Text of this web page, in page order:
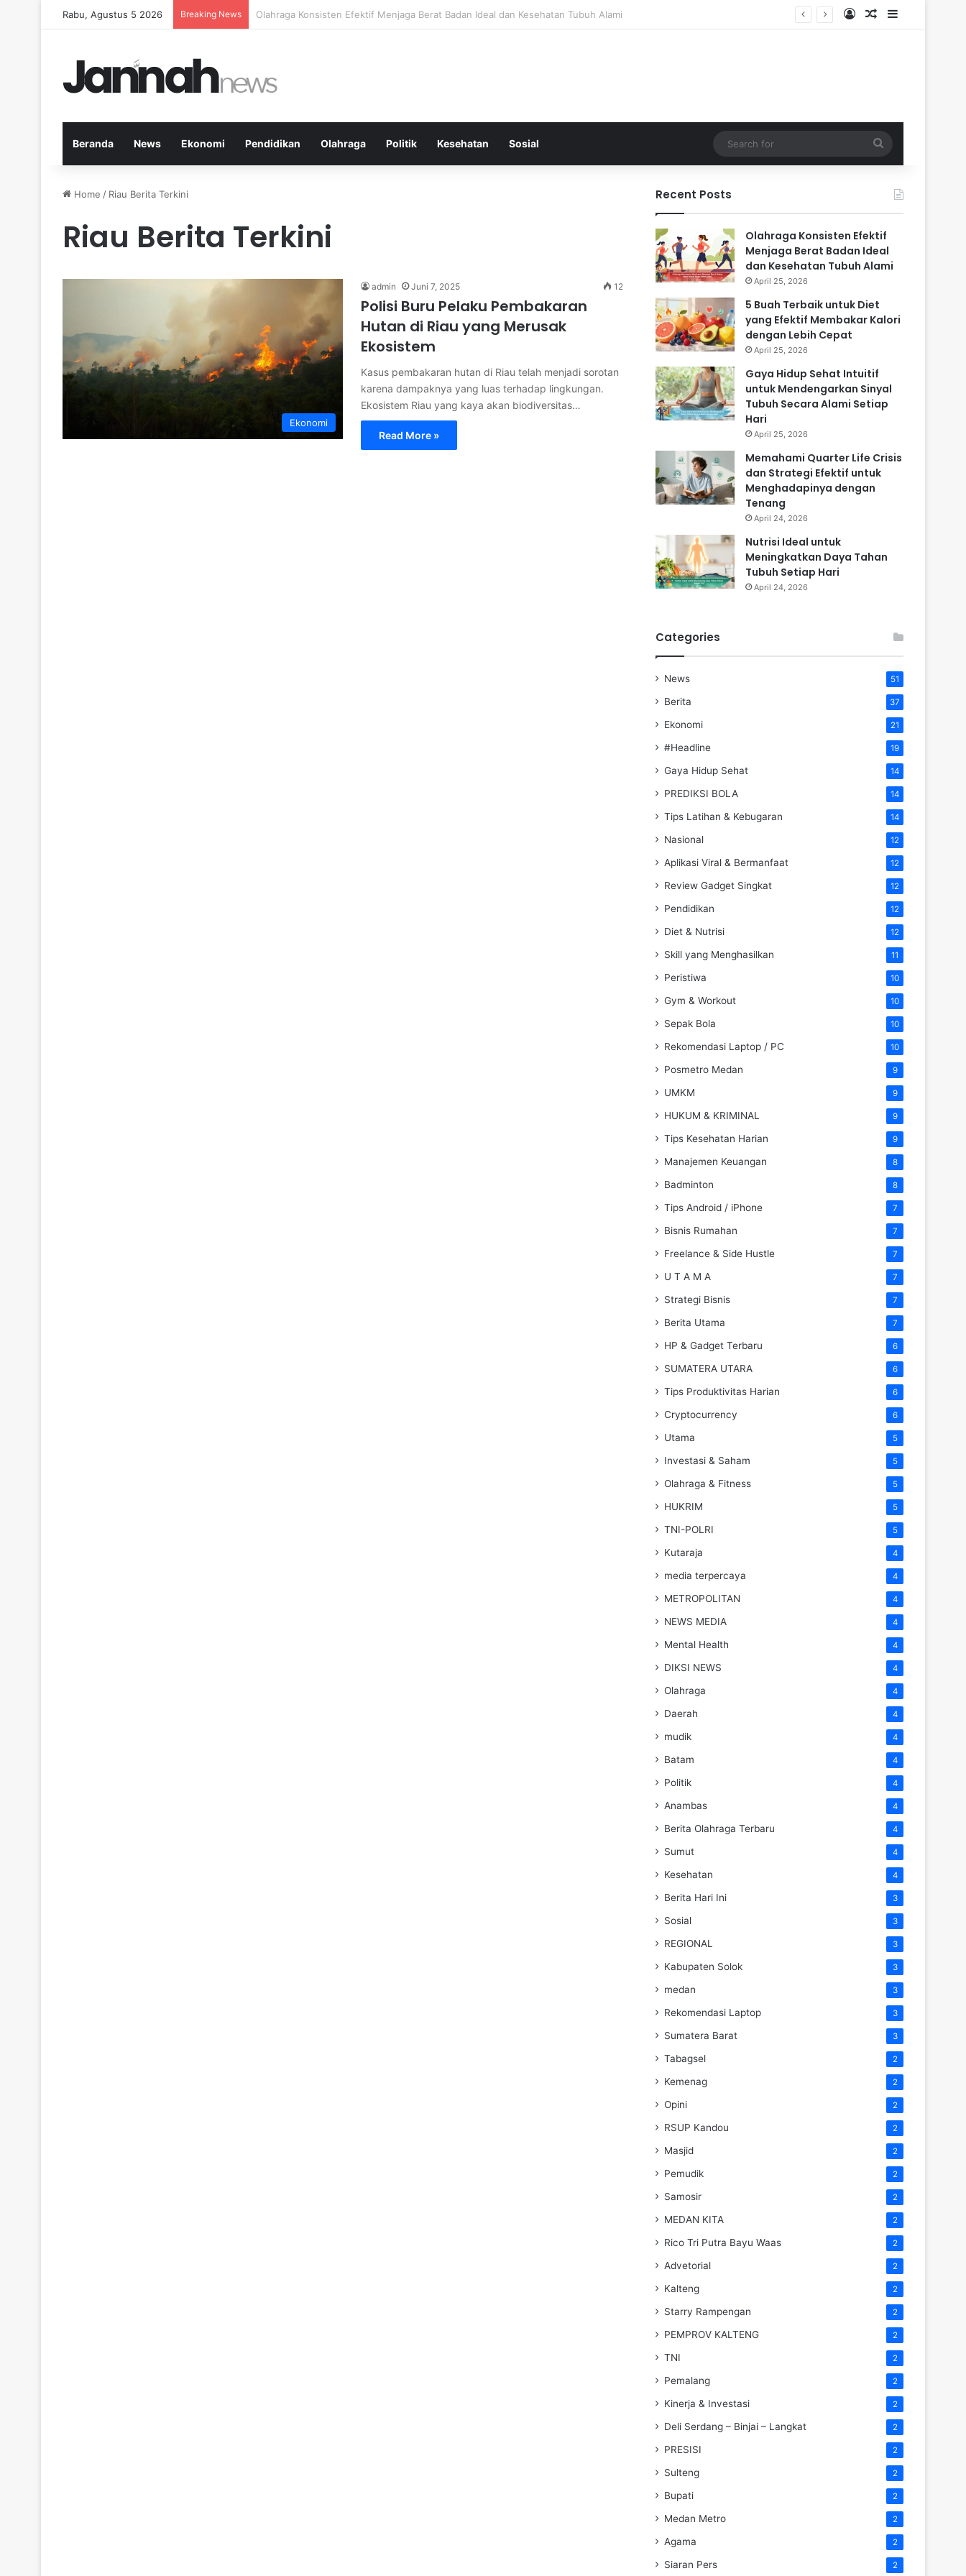
Rabu, Agustus 5 2026 Breaking News 5 Buah Terbaik untuk Diet yang Efektif Membakar Kalori dengan Lebih Cepat Log InRandom Article
Sidebar
Beranda News Ekonomi Pendidikan Olahraga Politik Kesehatan Sosial
for
Home / Riau Berita Terkini
Riau Berita Terkini
Ekonomi
admin Juni 7, 2025 12
Polisi Buru Pelaku Pembakaran
Hutan di Riau yang Merusak
Ekosistem
Kasus pembakaran hutan di Riau telah menjadi sorotan
karena dampaknya yang luas terhadap lingkungan.
Ekosistem Riau yang kaya akan biodiversitas…
Read More »
Recent Posts
Olahraga Konsisten Efektif
Menjaga Berat Badan Ideal
dan Kesehatan Tubuh Alami
April 25, 2026
5 Buah Terbaik untuk Diet
yang Efektif Membakar Kalori
dengan Lebih Cepat
April 25, 2026
Gaya Hidup Sehat Intuitif
untuk Mendengarkan Sinyal
Tubuh Secara Alami Setiap
Hari
April 25, 2026
Memahami Quarter Life Crisis
dan Strategi Efektif untuk
Menghadapinya dengan
Tenang
April 24, 2026
Nutrisi Ideal untuk
Meningkatkan Daya Tahan
Tubuh Setiap Hari
April 24, 2026
Categories
News 51
Berita 37
Ekonomi 21
#Headline 19
Gaya Hidup Sehat 14
PREDIKSI BOLA 14
Tips Latihan & Kebugaran 14
Nasional 12
Aplikasi Viral & Bermanfaat 12
Review Gadget Singkat 12
Pendidikan 12
Diet & Nutrisi 12
Skill yang Menghasilkan 11
Peristiwa 10
Gym & Workout 10
Sepak Bola 10
Rekomendasi Laptop / PC 10
Posmetro Medan 9
UMKM 9
HUKUM & KRIMINAL 9
Tips Kesehatan Harian 9
Manajemen Keuangan 8
Badminton 8
Tips Android / iPhone 7
Bisnis Rumahan 7
Freelance & Side Hustle 7
U T A M A 7
Strategi Bisnis 7
Berita Utama 7
HP & Gadget Terbaru 6
SUMATERA UTARA 6
Tips Produktivitas Harian 6
Cryptocurrency 6
Utama 5
Investasi & Saham 5
Olahraga & Fitness 5
HUKRIM 5
TNI-POLRI 5
Kutaraja 4
media terpercaya 4
METROPOLITAN 4
NEWS MEDIA 4
Mental Health 4
DIKSI NEWS 4
Olahraga 4
Daerah 4
mudik 4
Batam 4
Politik 4
Anambas 4
Berita Olahraga Terbaru 4
Sumut 4
Kesehatan 4
Berita Hari Ini 3
Sosial 3
REGIONAL 3
Kabupaten Solok 3
medan 3
Rekomendasi Laptop 3
Sumatera Barat 3
Tabagsel 2
Kemenag 2
Opini 2
RSUP Kandou 2
Masjid 2
Pemudik 2
Samosir 2
MEDAN KITA 2
Rico Tri Putra Bayu Waas 2
Advetorial 2
Kalteng 2
Starry Rampengan 2
PEMPROV KALTENG 2
TNI 2
Pemalang 2
Kinerja & Investasi 2
Deli Serdang – Binjai – Langkat 2
PRESISI 2
Sulteng 2
Bupati 2
Medan Metro 2
Agama 2
Siaran Pers 2